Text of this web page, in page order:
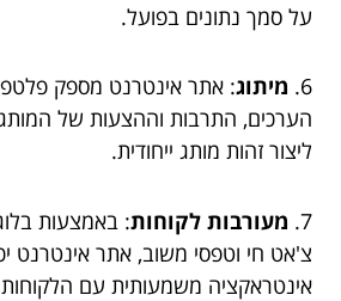
על סמך נתונים בפועל.
6. מיתוג: אתר אינטרנט מספק
הערכים, התרבות וההצעות של
ליצור זהות מותג ייחודית.
7. מעורבות לקוחות: באמצעות
צ'אט חי וטפסי משוב, אתר אינטרנט
אינטראקציה משמעותית עם